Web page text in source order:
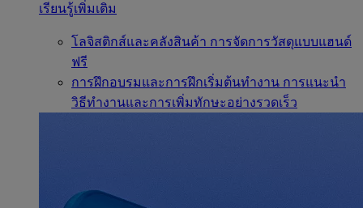
เรียนรู้เพิ่มเติม
โลจิสติกส์และคลังสินค้า การจัดการวัสดุแบบแฮนด์
ฟรี
การฝึกอบรมและการฝึกเริ่มต้นทำงาน การแนะนำ
วิธีทำงานและการเพิ่มทักษะอย่างรวดเร็ว